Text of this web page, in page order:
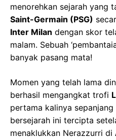
menorehkan sejarah yang
Saint-Germain (PSG)
Inter Milan dengan skor
malam. Sebuah
banyak pasang mata!
Momen yang telah lama
berhasil mengangkat trofi
pertama kalinya
bersejarah ini tercipta
menaklukkan Nerazzurri di